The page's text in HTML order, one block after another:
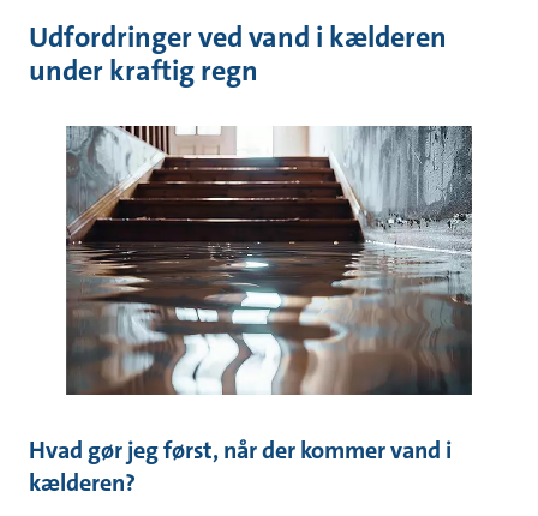
Udfordringer ved vand i kælderen
under kraftig regn
Hvad gør jeg først, når der kommer vand i
kælderen?